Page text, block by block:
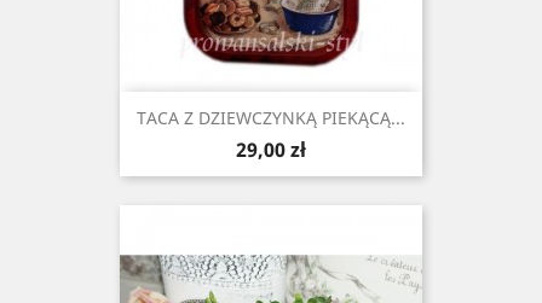
TACA Z DZIEWCZYNKĄ PIEKĄCĄ...
Cena
29,00 zł